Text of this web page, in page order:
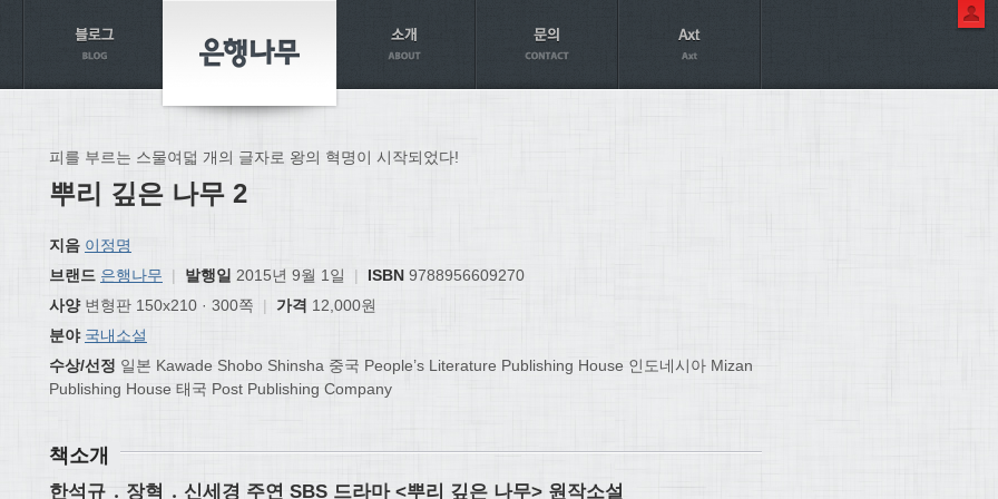
피를 부르는 스물여덟 개의 글자로 왕의 혁명이 시작되었다!
뿌리 깊은 나무 2
지음 이정명
브랜드 은행나무 | 발행일 2015년 9월 1일 | ISBN 9788956609270
사양변형판 150x210 · 300쪽 | 가격 12,000원
분야 국내소설
수상/선정 일본 Kawade Shobo Shinsha 중국 People’s Literature Publishing House 인도네시아 Mizan
Publishing House 태국 Post Publishing Company
책소개
한석규 ․ 장혁 ․ 신세경 주연 SBS 드라마 <뿌리 깊은 나무> 원작소설